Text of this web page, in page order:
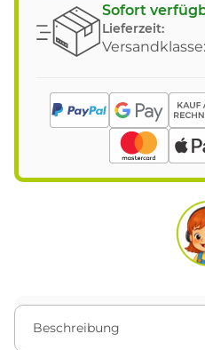
Sofort
Lieferzeit:
Versandklasse:
Beschreibung